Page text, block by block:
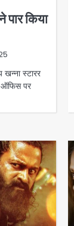
किया
स्टारर
ऑफिस पर